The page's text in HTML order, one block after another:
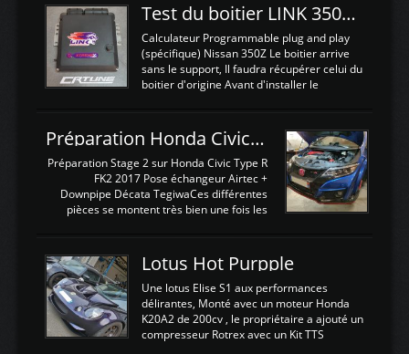
Test du boitier LINK 350Z Plugin ECU
Calculateur Programmable plug and play
(spécifique) Nissan 350Z Le boitier arrive
sans le support, Il faudra récupérer celui du
boitier d'origine Avant d'installer le
d'envoyer l'information de la large bande
dans le boitier. sydney sweeney deepfake
La sortie 0-5V de l'afr sera connectée sur
l'entrée AN Volt 8 et GndAN pour
Analogique, et Volt car l'information est une
tension (Pas une résistance variable d'un
est temps de brancher le ...
Préparation Honda Civic Type R FK2
Préparation Stage 2 sur Honda Civic Type R
FK2 2017 Pose échangeur Airtec +
Downpipe Décata TegiwaCes différentes
pièces se montent très bien une fois les
légere découpe du plastique inferieur,
negénant en rien la structure ou le
fonctionnement du fond plat. Une
reprogrammation Stage 2 est faite sur le
calculateur d'origine. Une alternative
économique au passage sur Hondata
Lotus Hot Purpple
Une lotus Elise S1 aux performances
délirantes, Monté avec un moteur Honda
K20A2 de 200cv , le propriétaire a ajouté un
compresseur Rotrex avec un Kit TTS